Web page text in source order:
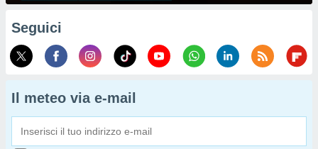
Seguici
Il meteo via e-mail